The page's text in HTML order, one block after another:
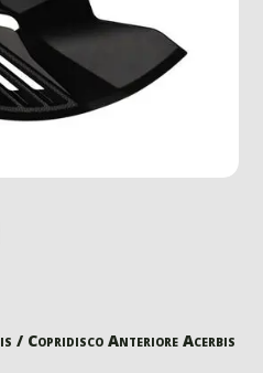
/ Copridisco Anteriore Acerbis